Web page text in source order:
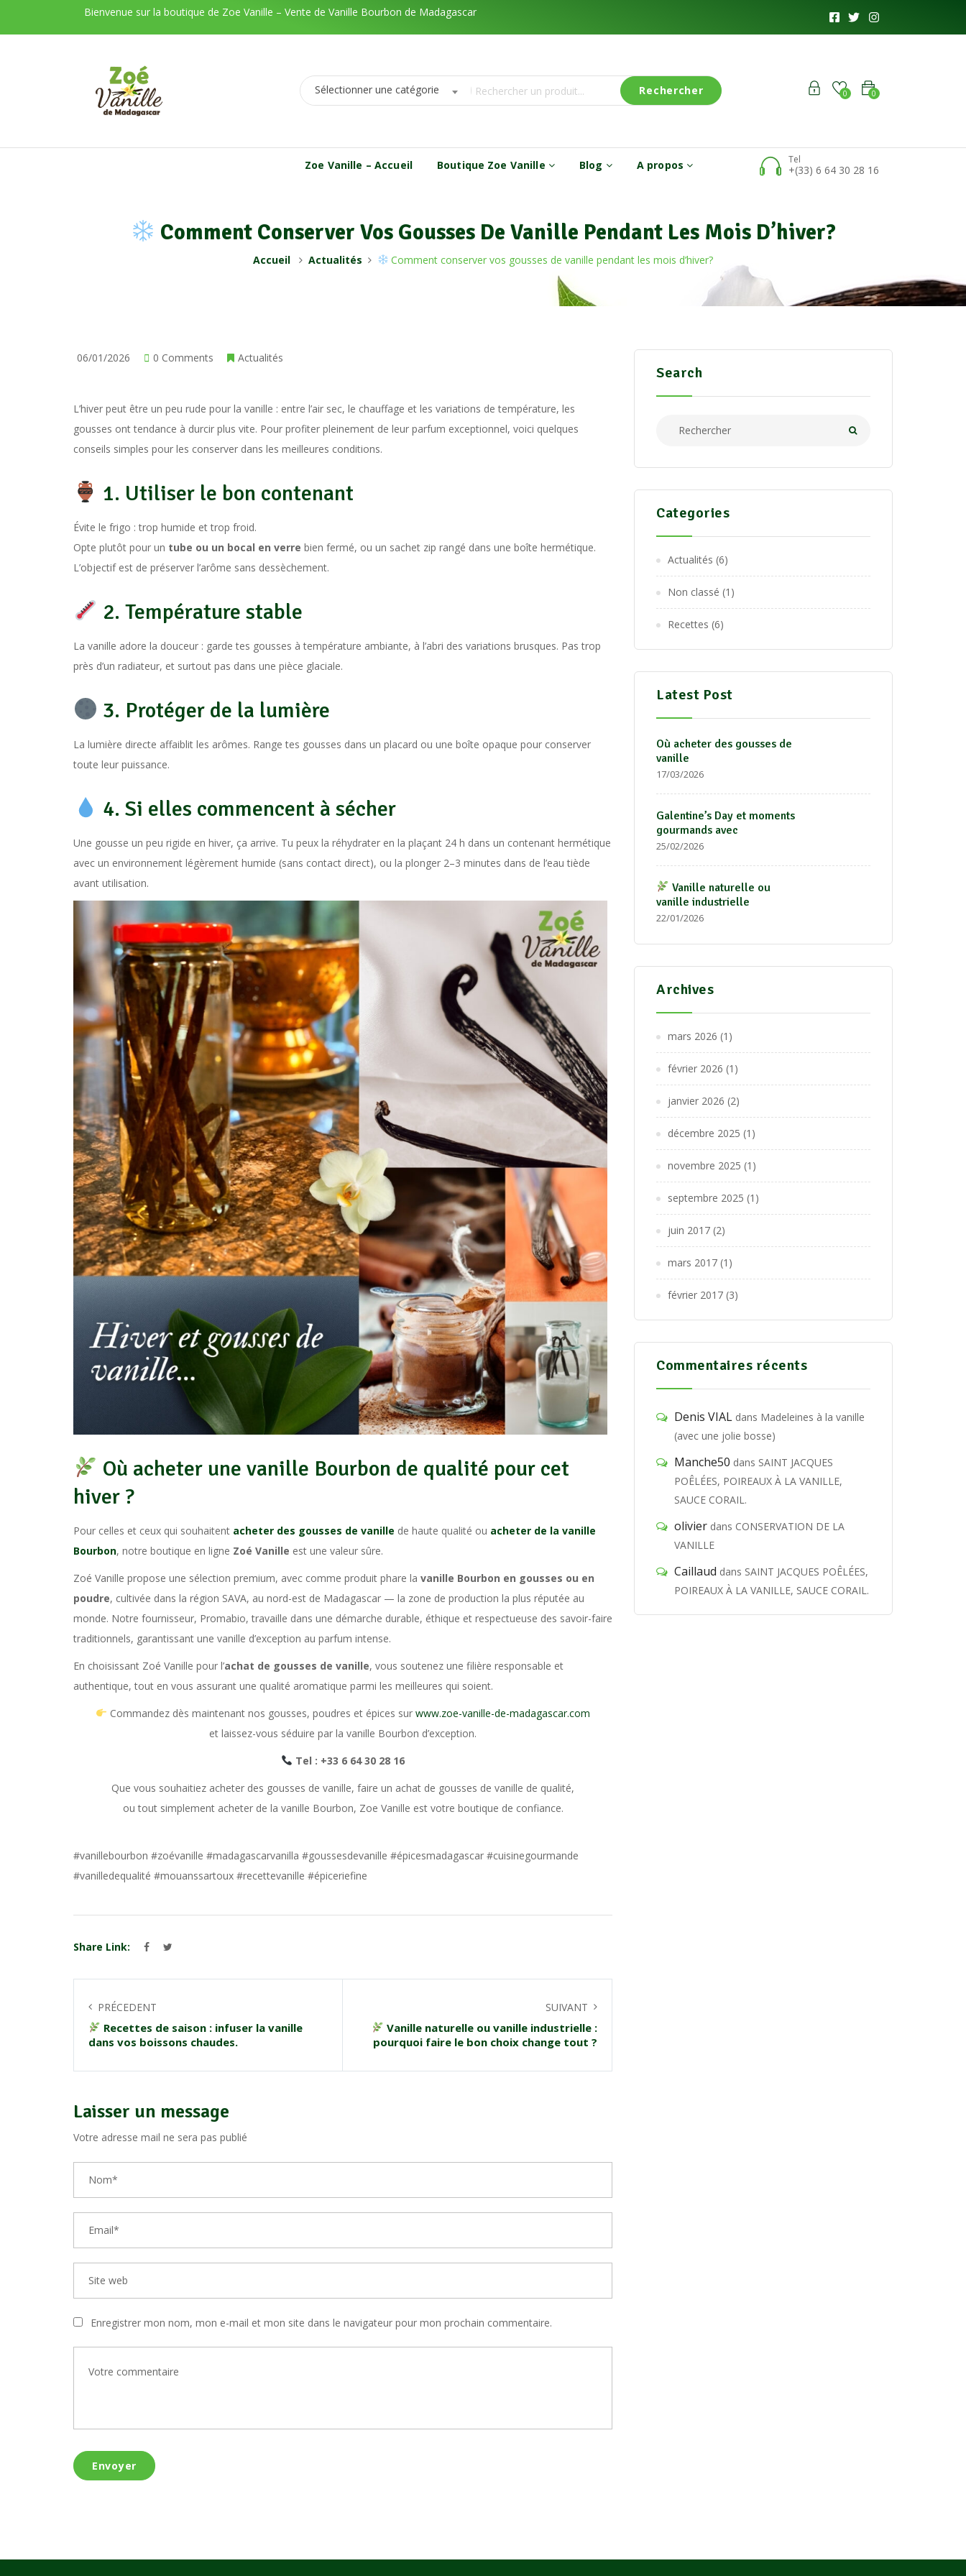
Bienvenue sur la boutique de Zoe Vanille – Vente de Vanille Bourbon de Madagascar
Sélectionner une catégorie Rechercher 0
0
Zoe Vanille – Accueil Boutique Zoe Vanille Blog A propos Tel
+(33) 6 64 30 28 16
Comment Conserver Vos Gousses De Vanille Pendant Les Mois D’hiver?
Accueil Actualités Comment conserver vos gousses de vanille pendant les mois d’hiver?
06/01/2026 0 Comments Actualités
L’hiver peut être un peu rude pour la vanille : entre l’air sec, le chauffage et les variations de température, les
gousses ont tendance à durcir plus vite. Pour profiter pleinement de leur parfum exceptionnel, voici quelques
conseils simples pour les conserver dans les meilleures conditions.
1. Utiliser le bon contenant
Évite le frigo : trop humide et trop froid.
Opte plutôt pour un tube ou un bocal en verre bien fermé, ou un sachet zip rangé dans une boîte hermétique.
L’objectif est de préserver l’arôme sans dessèchement.
2. Température stable
La vanille adore la douceur : garde tes gousses à température ambiante, à l’abri des variations brusques. Pas trop
près d’un radiateur, et surtout pas dans une pièce glaciale.
3. Protéger de la lumière
La lumière directe affaiblit les arômes. Range tes gousses dans un placard ou une boîte opaque pour conserver
toute leur puissance.
4. Si elles commencent à sécher
Une gousse un peu rigide en hiver, ça arrive. Tu peux la réhydrater en la plaçant 24 h dans un contenant hermétique
avec un environnement légèrement humide (sans contact direct), ou la plonger 2–3 minutes dans de l’eau tiède
avant utilisation.
Où acheter une vanille Bourbon de qualité pour cet
hiver ?
Pour celles et ceux qui souhaitent acheter des gousses de vanille de haute qualité ou acheter de la vanille
Bourbon, notre boutique en ligne Zoé Vanille est une valeur sûre.
Zoé Vanille propose une sélection premium, avec comme produit phare la vanille Bourbon en gousses ou en
poudre, cultivée dans la région SAVA, au nord-est de Madagascar — la zone de production la plus réputée au
monde. Notre fournisseur, Promabio, travaille dans une démarche durable, éthique et respectueuse des savoir-faire
traditionnels, garantissant une vanille d’exception au parfum intense.
En choisissant Zoé Vanille pour l’achat de gousses de vanille, vous soutenez une filière responsable et
authentique, tout en vous assurant une qualité aromatique parmi les meilleures qui soient.
Commandez dès maintenant nos gousses, poudres et épices sur www.zoe-vanille-de-madagascar.com
et laissez-vous séduire par la vanille Bourbon d’exception.
Tel : +33 6 64 30 28 16
Que vous souhaitiez acheter des gousses de vanille, faire un achat de gousses de vanille de qualité,
ou tout simplement acheter de la vanille Bourbon, Zoe Vanille est votre boutique de confiance.
#vanillebourbon #zoévanille #madagascarvanilla #goussesdevanille #épicesmadagascar #cuisinegourmande
#vanilledequalité #mouanssartoux #recettevanille #épiceriefine
Share Link:
PRÉCEDENT
Recettes de saison : infuser la vanille
dans vos boissons chaudes.
SUIVANT
Vanille naturelle ou vanille industrielle :
pourquoi faire le bon choix change tout ?
Laisser un message
Votre adresse mail ne sera pas publié
Enregistrer mon nom, mon e-mail et mon site dans le navigateur pour mon prochain commentaire.
Search
Categories
Actualités (6)
Non classé (1)
Recettes (6)
Latest Post
Où acheter des gousses de
vanille
17/03/2026
Galentine’s Day et moments
gourmands avec
25/02/2026
Vanille naturelle ou
vanille industrielle
22/01/2026
Archives
mars 2026 (1)
février 2026 (1)
janvier 2026 (2)
décembre 2025 (1)
novembre 2025 (1)
septembre 2025 (1)
juin 2017 (2)
mars 2017 (1)
février 2017 (3)
Commentaires récents
Denis VIAL dans Madeleines à la vanille
(avec une jolie bosse)
Manche50 dans SAINT JACQUES
POÊLÉES, POIREAUX À LA VANILLE,
SAUCE CORAIL.
olivier dans CONSERVATION DE LA
VANILLE
Caillaud dans SAINT JACQUES POÊLÉES,
POIREAUX À LA VANILLE, SAUCE CORAIL.